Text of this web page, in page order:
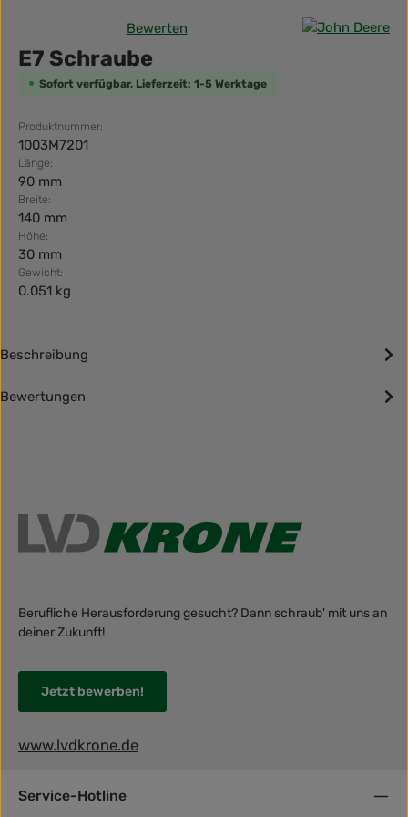
Durchschnittliche Bewertung von 0 von 5 Sternen
Bewerten
E7 Schraube
Sofort verfügbar, Lieferzeit: 1-5 Werktage
Produktnummer:
1003M7201
Länge:
90 mm
Breite:
140 mm
Höhe:
30 mm
Gewicht:
0.051 kg
Beschreibung
Bewertungen
Berufliche Herausforderung gesucht? Dann schraub' mit uns an
deiner Zukunft!
Jetzt bewerben!
www.lvdkrone.de
Service-Hotline